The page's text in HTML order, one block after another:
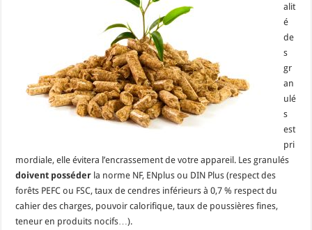
alit
é
de
s
gr
an
ulé
s
est
pri
mordiale, elle évitera l’encrassement de votre appareil. Les granulés
doivent posséder la norme NF, ENplus ou DIN Plus (respect des
forêts PEFC ou FSC, taux de cendres inférieurs à 0,7 % respect du
cahier des charges, pouvoir calorifique, taux de poussières fines,
teneur en produits nocifs…).